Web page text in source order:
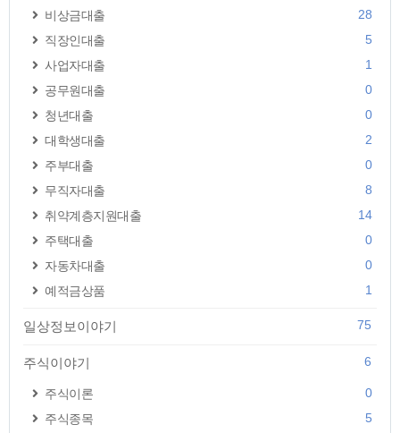
비상금대출
28
직장인대출
5
사업자대출
1
공무원대출
0
청년대출
0
대학생대출
2
주부대출
0
무직자대출
8
취약계층지원대출
14
주택대출
0
자동차대출
0
예적금상품
1
일상정보이야기 75
주식이야기 6
주식이론
0
주식종목
5